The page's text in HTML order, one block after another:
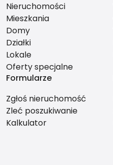
Nieruchomości
Mieszkania
Domy
Działki
Lokale
Oferty specjalne
Formularze
Zgłoś nieruchomość
Zleć poszukiwanie
Kalkulator